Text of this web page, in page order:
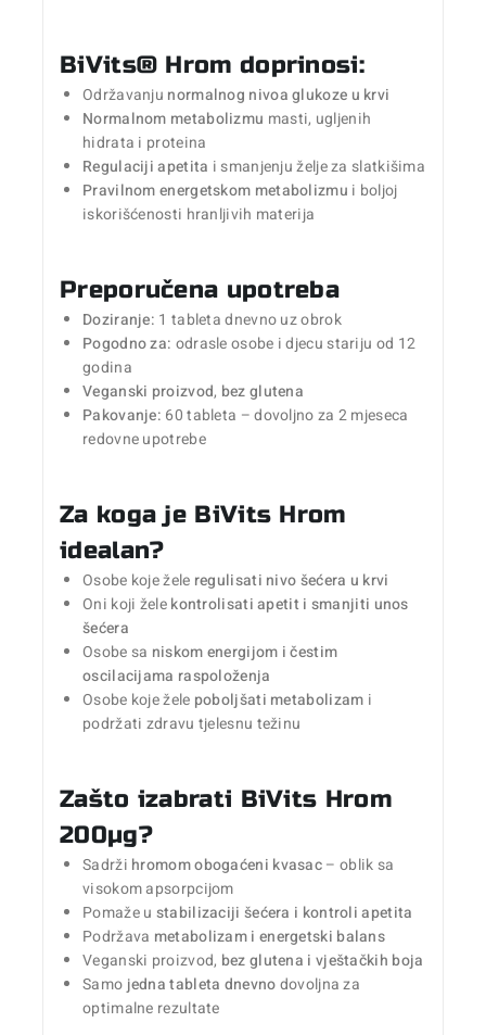
BiVits® Hrom doprinosi:
Održavanju normalnog nivoa glukoze u krvi
Normalnom metabolizmu masti, ugljenih
hidrata i proteina
Regulaciji apetita i smanjenju želje za slatkišima
Pravilnom energetskom metabolizmu i boljoj
iskorišćenosti hranljivih materija
Preporučena upotreba
Doziranje: 1 tableta dnevno uz obrok
Pogodno za: odrasle osobe i djecu stariju od 12
godina
Veganski proizvod, bez glutena
Pakovanje: 60 tableta – dovoljno za 2 mjeseca
redovne upotrebe
Za koga je BiVits Hrom
idealan?
Osobe koje žele regulisati nivo šećera u krvi
Oni koji želekontrolisati apetit i smanjiti unos
šećera
Osobe sa niskom energijom i čestim
oscilacijama raspoloženja
Osobe koje žele poboljšati metabolizam i
podržati zdravu tjelesnu težinu
Zašto izabrati BiVits Hrom
200µg?
Sadrži hromom obogaćeni kvasac– oblik sa
visokom apsorpcijom
Pomaže u stabilizaciji šećera i kontroli apetita
Podržava metabolizam i energetski balans
Veganski proizvod, bez glutena i vještačkih boja
Samojedna tableta dnevnodovoljna za
optimalne rezultate